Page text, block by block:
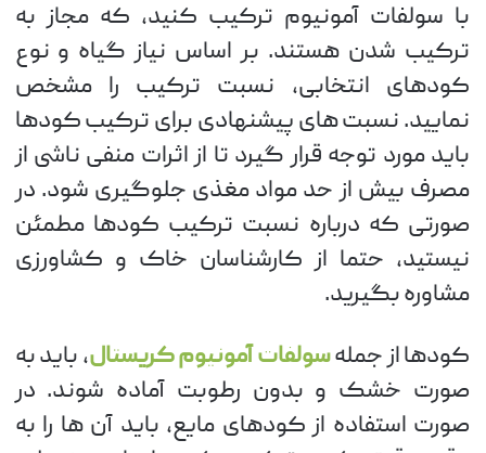
با سولفات آمونیوم ترکیب کنید، که مجاز به
ترکیب شدن هستند. بر اساس نیاز گیاه و نوع
کودهای انتخابی، نسبت ترکیب را مشخص
نمایید. نسبت های پیشنهادی برای ترکیب کودها
باید مورد توجه قرار گیرد تا از اثرات منفی ناشی از
مصرف بیش از حد مواد مغذی جلوگیری شود. در
صورتی که درباره نسبت ترکیب کودها مطمئن
نیستید، حتما از کارشناسان خاک و کشاورزی
مشاوره بگیرید.
کودها از جملهسولفات آمونیوم کریستال، باید به
صورت خشک و بدون رطوبت آماده شوند. در
صورت استفاده از کودهای مایع، باید آن ها را به